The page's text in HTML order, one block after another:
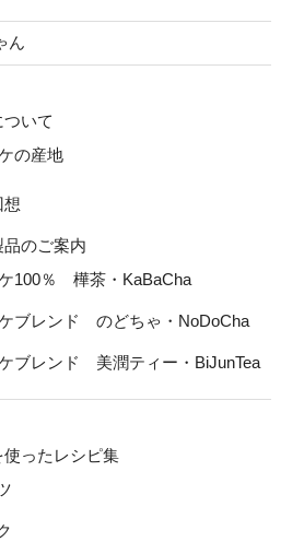
ん
いて
の産地
想
のご案内
100％ 樺茶・KaBaCha
ブレンド のどちゃ・NoDoCha
ブレンド 美潤ティー・BiJunTea
ったレシピ集